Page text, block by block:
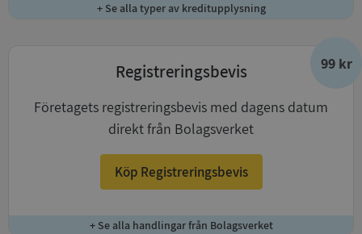
+ Se alla typer av kreditupplysning
99 kr
Registreringsbevis
Företagets registreringsbevis med dagens datum
direkt från Bolagsverket
Köp Registreringsbevis
+ Se alla handlingar från Bolagsverket